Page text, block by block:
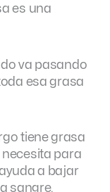
es una
va pasando
esa grasa
tiene grasa
necesita para
a bajar
sangre,